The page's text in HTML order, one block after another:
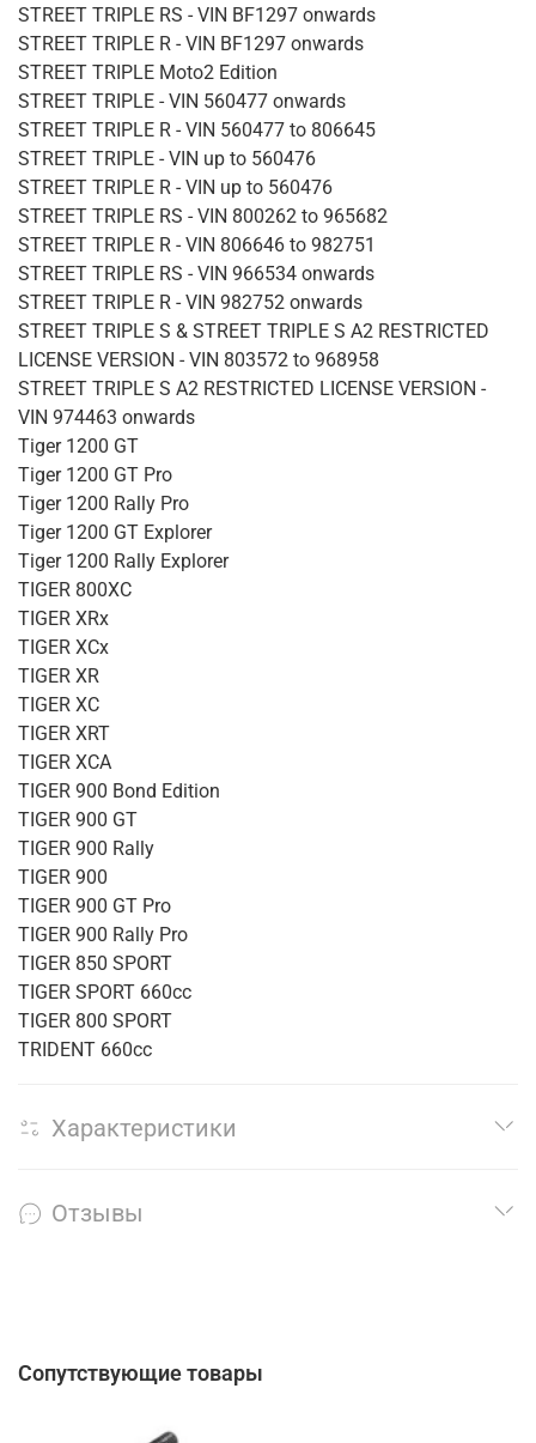
STREET TRIPLE RS - VIN BF1297 onwards
STREET TRIPLE R - VIN BF1297 onwards
STREET TRIPLE Moto2 Edition
STREET TRIPLE - VIN 560477 onwards
STREET TRIPLE R - VIN 560477 to 806645
STREET TRIPLE - VIN up to 560476
STREET TRIPLE R - VIN up to 560476
STREET TRIPLE RS - VIN 800262 to 965682
STREET TRIPLE R - VIN 806646 to 982751
STREET TRIPLE RS - VIN 966534 onwards
STREET TRIPLE R - VIN 982752 onwards
STREET TRIPLE S & STREET TRIPLE S A2 RESTRICTED
LICENSE VERSION - VIN 803572 to 968958
STREET TRIPLE S A2 RESTRICTED LICENSE VERSION -
VIN 974463 onwards
Tiger 1200 GT
Tiger 1200 GT Pro
Tiger 1200 Rally Pro
Tiger 1200 GT Explorer
Tiger 1200 Rally Explorer
TIGER 800XC
TIGER XRx
TIGER XCx
TIGER XR
TIGER XC
TIGER XRT
TIGER XCA
TIGER 900 Bond Edition
TIGER 900 GT
TIGER 900 Rally
TIGER 900
TIGER 900 GT Pro
TIGER 900 Rally Pro
TIGER 850 SPORT
TIGER SPORT 660cc
TIGER 800 SPORT
TRIDENT 660cc
Характеристики
Отзывы
Сопутствующие товары